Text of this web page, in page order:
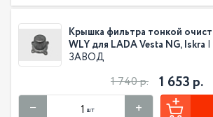
Крышка фильтра тонкой
WLY для LADA Vesta NG, Iskra |
ЗАВОД
1 740 р. 1 653 р.
шт